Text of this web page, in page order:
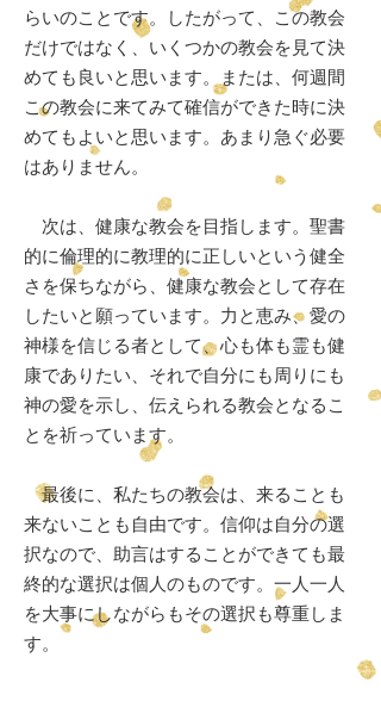
らいのことです。したがって、この教会
だけではなく、いくつかの教会を見て決
めても良いと思います。または、何週間
この教会に来てみて確信ができた時に決
めてもよいと思います。あまり急ぐ必要
はありません。
次は、健康な教会を目指します。聖書
的に倫理的に教理的に正しいという健全
さを保ちながら、健康な教会として存在
したいと願っています。力と恵み、愛の
神様を信じる者として、心も体も霊も健
康でありたい、それで自分にも周りにも
神の愛を示し、伝えられる教会となるこ
とを祈っています。
最後に、私たちの教会は、来ることも
来ないことも自由です。信仰は自分の選
択なので、助言はすることができても最
終的な選択は個人のものです。一人一人
を大事にしながらもその選択も尊重しま
す。